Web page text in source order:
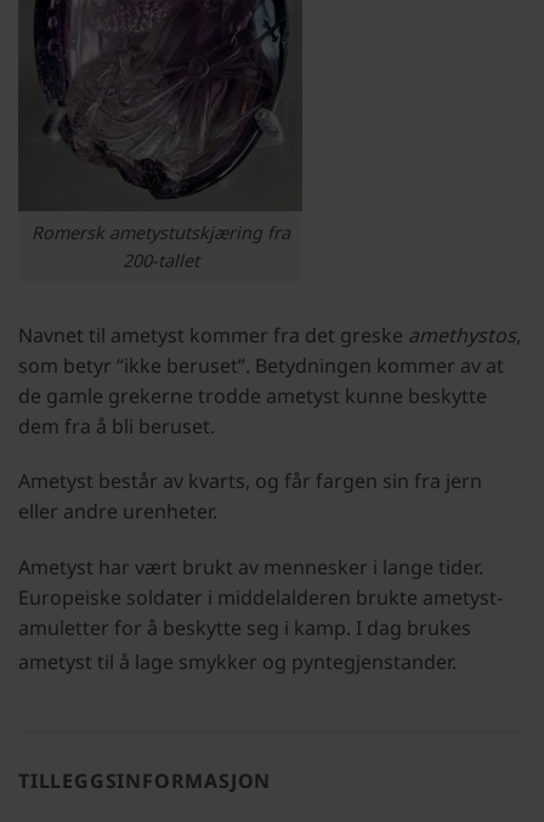
Romersk ametystutskjæring fra
200-tallet
Navnet til ametyst kommer fra det greske amethystos,
som betyr “ikke beruset”. Betydningen kommer av at
de gamle grekerne trodde ametyst kunne beskytte
dem fra å bli beruset.
Ametyst består av kvarts, og får fargen sin fra jern
eller andre urenheter.
Ametyst har vært brukt av mennesker i lange tider.
Europeiske soldater i middelalderen brukte ametyst-
amuletter for å beskytte seg i kamp. I dag brukes
ametyst til å lage smykker og pyntegjenstander.
TILLEGGSINFORMASJON